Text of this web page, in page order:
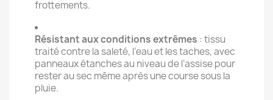
frottements.
Résistant aux conditions extrêmes : tissu
traité contre la saleté, l’eau et les taches, avec
panneaux étanches au niveau de l’assise pour
rester au sec même après une course sous la
pluie.